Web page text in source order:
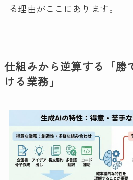
る理由がここにあります。
仕組みから逆算する「勝
ける業務」